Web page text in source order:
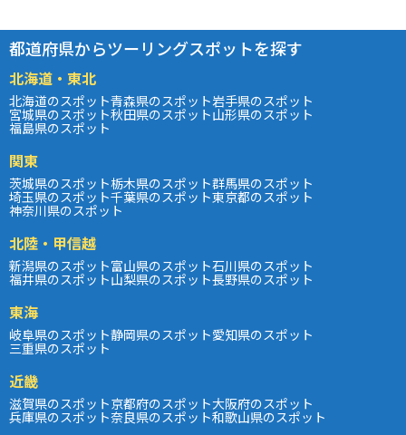
都道府県からツーリングスポットを探す
北海道・東北
北海道のスポット青森県のスポット岩手県のスポット
宮城県のスポット秋田県のスポット山形県のスポット
福島県のスポット
関東
茨城県のスポット栃木県のスポット群馬県のスポット
埼玉県のスポット千葉県のスポット東京都のスポット
神奈川県のスポット
北陸・甲信越
新潟県のスポット富山県のスポット石川県のスポット
福井県のスポット山梨県のスポット長野県のスポット
東海
岐阜県のスポット静岡県のスポット愛知県のスポット
三重県のスポット
近畿
滋賀県のスポット京都府のスポット大阪府のスポット
兵庫県のスポット奈良県のスポット和歌山県のスポット